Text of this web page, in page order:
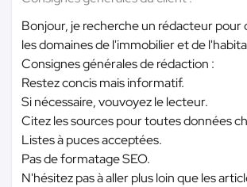
Bonjour, je recherche un rédacteur pour
les domaines de l'immobilier et de
Consignes générales de rédaction :
Restez concis mais informatif.
Si nécessaire, vouvoyez le lecteur.
Citez les sources pour toutes données
Listes à puces acceptées.
Pas de formatage SEO.
N'hésitez pas à aller plus loin que les